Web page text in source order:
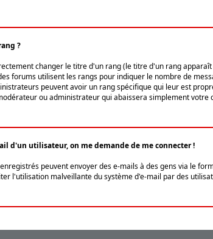
?
changer le titre d'un rang (le titre d'un rang
forums utilisent les rangs pour indiquer le nombre de
peuvent avoir un rang spécifique qui leur est
ou administrateur qui abaissera simplement votre
d'un utilisateur, on me demande de me connecter !
peuvent envoyer des e-mails à des gens via le
l'utilisation malveillante du système d'e-mail par des